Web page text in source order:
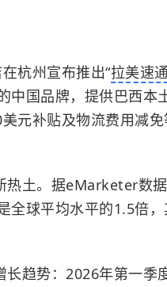
杭州宣布推出“拉美速
国品牌，提供巴西本
元补贴及物流费用减
热土。据eMarketer数
全球平均水平的1.5倍
趋势：2026年第一季